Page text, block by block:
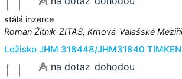
stálá inzerce
Roman Žitník-ZITAS, Krhová-Valašské
Ložisko JHM 318448/JHM31840 TIMKEN
na dotaz dohodou